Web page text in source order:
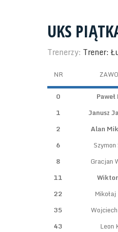
UKS
Trenerzy: Trener:
NR
0
1
Janusz
2
Alan
6
8
Gracjan
11
22
35
43
Leon